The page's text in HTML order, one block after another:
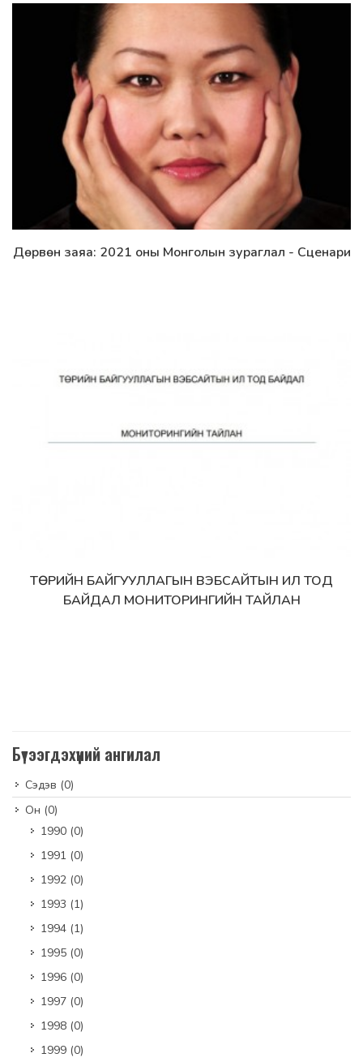
Дэлгэрэнгүй
Дөрвөн заяа: 2021 оны Монголын зураглал - Сценари
Дэлгэрэнгүй
ТӨРИЙН БАЙГУУЛЛАГЫН ВЭБСАЙТЫН ИЛ ТОД
БАЙДАЛ МОНИТОРИНГИЙН ТАЙЛАН
Бүтээгдэхүүний ангилал
Сэдэв (0)
Он (0)
1990 (0)
1991 (0)
1992 (0)
1993 (1)
1994 (1)
1995 (0)
1996 (0)
1997 (0)
1998 (0)
1999 (0)